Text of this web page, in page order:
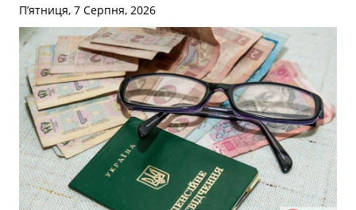
П’ятниця, 7 Серпня, 2026